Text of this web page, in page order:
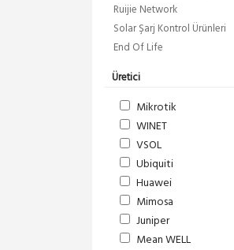
Ruijie Network
Solar Şarj Kontrol Ürünleri
End Of Life
Üretici
Mikrotik
WINET
VSOL
Ubiquiti
Huawei
Mimosa
Juniper
Mean WELL